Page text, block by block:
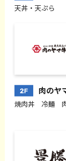
天丼・天ぷら
肉のヤ
焼肉丼 冷麺